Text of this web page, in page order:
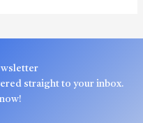
straight to your inbox.